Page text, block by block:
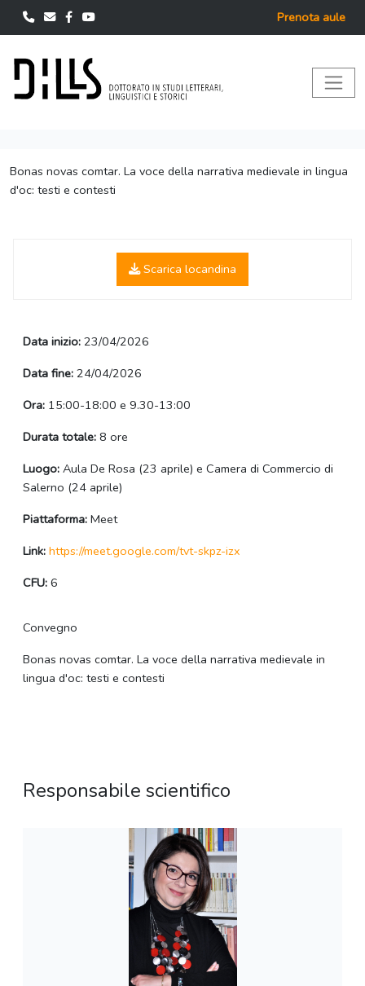
Prenota aule
Bonas novas comtar. La voce della narrativa medievale in lingua
d'oc: testi e contesti
Scarica locandina
Data inizio: 23/04/2026
Data fine: 24/04/2026
Ora: 15:00-18:00 e 9.30-13:00
Durata totale: 8 ore
Luogo: Aula De Rosa (23 aprile) e Camera di Commercio di
Salerno (24 aprile)
Piattaforma: Meet
Link: https://meet.google.com/tvt-skpz-izx
CFU: 6
Convegno
Bonas novas comtar. La voce della narrativa medievale in
lingua d'oc: testi e contesti
Responsabile scientifico